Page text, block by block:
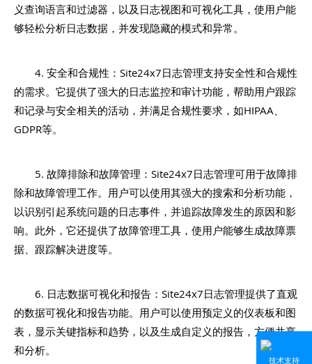
义查询语言和过滤器，以及日志视图和可视化工具，使用户能
够轻松分析日志数据，并发现隐藏的模式和异常。
4. 安全和合规性：Site24x7日志管理支持安全性和合规性
的需求。它提供了强大的日志监控和审计功能，帮助用户跟踪
和记录与安全相关的活动，并满足合规性要求，如HIPAA、
GDPR等。
5. 故障排除和故障管理：Site24x7日志管理可用于故障排
除和故障管理工作。用户可以使用其强大的搜索和分析功能，
以识别引起系统问题的日志事件，并追踪故障发生的原因和影
响。此外，它还提供了故障管理工具，使用户能够生成故障票
据、跟踪解决进度等。
6. 日志数据可视化和报告：Site24x7日志管理提供了直观
的数据可视化和报告功能。用户可以使用预定义的仪表板和图
表，显示关键指标和趋势，以及生成自定义的报告，方便共享
和分析。
技术支持